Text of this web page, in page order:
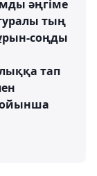
әңгіме
тың
соңды
тап